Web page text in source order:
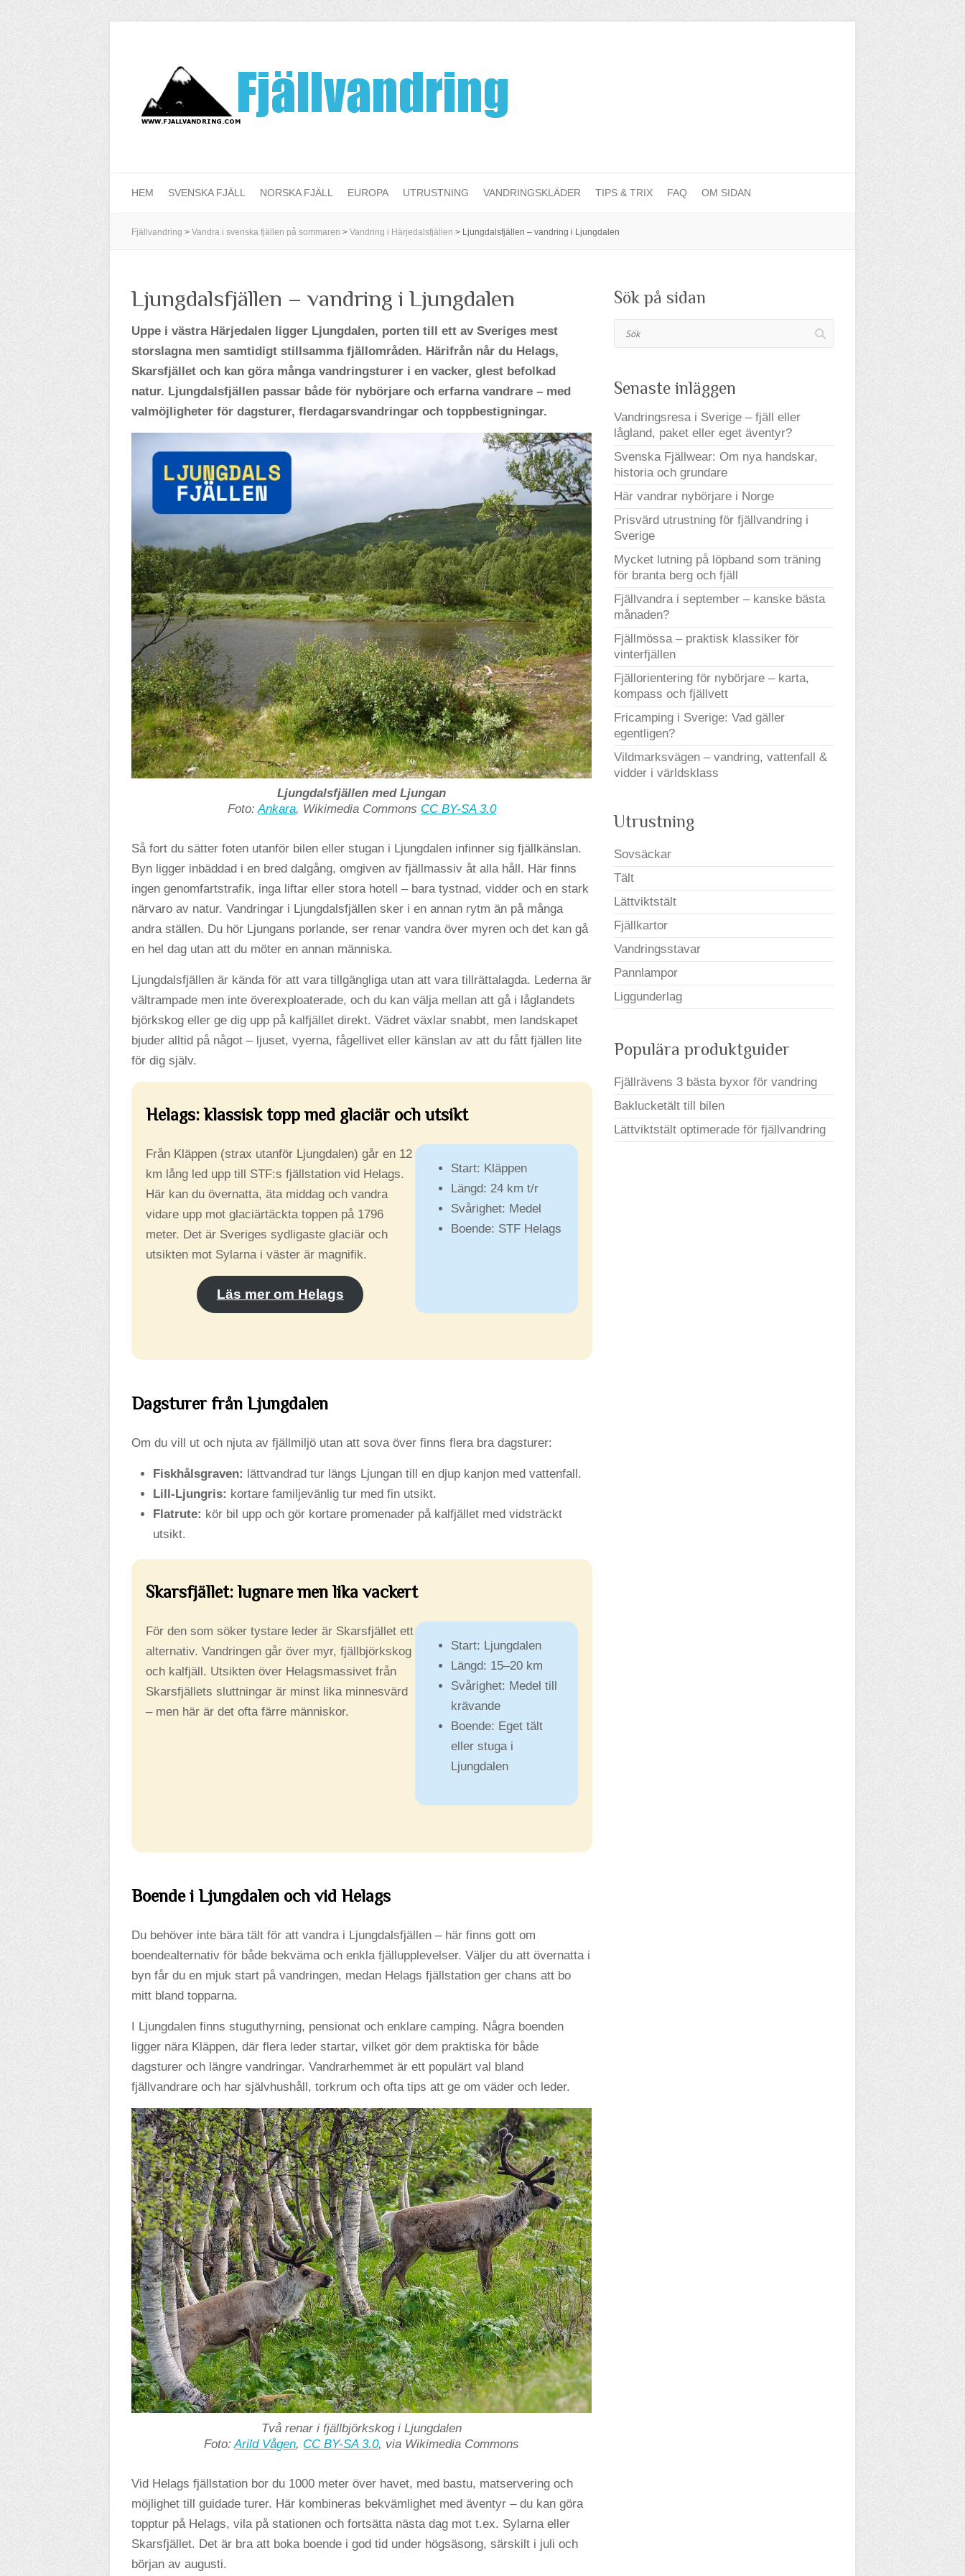
HEM SVENSKA FJÄLL NORSKA FJÄLL EUROPA UTRUSTNING VANDRINGSKLÄDER TIPS & TRIX FAQ OM SIDAN
Fjällvandring > Vandra i svenska fjällen på sommaren > Vandring i Härjedalsfjällen > Ljungdalsfjällen – vandring i Ljungdalen
Ljungdalsfjällen – vandring i Ljungdalen
Uppe i västra Härjedalen ligger Ljungdalen, porten till ett av Sveriges mest
storslagna men samtidigt stillsamma fjällområden. Härifrån når du Helags,
Skarsfjället och kan göra många vandringsturer i en vacker, glest befolkad
natur. Ljungdalsfjällen passar både för nybörjare och erfarna vandrare – med
valmöjligheter för dagsturer, flerdagarsvandringar och toppbestigningar.
Ljungdalsfjällen med Ljungan
Foto:Ankara, Wikimedia Commons CC BY-SA 3.0
Så fort du sätter foten utanför bilen eller stugan i Ljungdalen infinner sig fjällkänslan.
Byn ligger inbäddad i en bred dalgång, omgiven av fjällmassiv åt alla håll. Här finns
ingen genomfartstrafik, inga liftar eller stora hotell – bara tystnad, vidder och en stark
närvaro av natur. Vandringar i Ljungdalsfjällen sker i en annan rytm än på många
andra ställen. Du hör Ljungans porlande, ser renar vandra över myren och det kan gå
en hel dag utan att du möter en annan människa.
Ljungdalsfjällen är kända för att vara tillgängliga utan att vara tillrättalagda. Lederna är
vältrampade men inte överexploaterade, och du kan välja mellan att gå i låglandets
björkskog eller ge dig upp på kalfjället direkt. Vädret växlar snabbt, men landskapet
bjuder alltid på något – ljuset, vyerna, fågellivet eller känslan av att du fått fjällen lite
för dig själv.
Helags: klassisk topp med glaciär och utsikt
Från Kläppen (strax utanför Ljungdalen) går en 12
km lång led upp till STF:s fjällstation vid Helags.
Här kan du övernatta, äta middag och vandra
vidare upp mot glaciärtäckta toppen på 1796
meter. Det är Sveriges sydligaste glaciär och
utsikten mot Sylarna i väster är magnifik.
Läs mer om Helags
Start: Kläppen
Längd: 24 km t/r
Svårighet: Medel
Boende: STF Helags
Dagsturer från Ljungdalen
Om du vill ut och njuta av fjällmiljö utan att sova över finns flera bra dagsturer:
Fiskhålsgraven: lättvandrad tur längs Ljungan till en djup kanjon med vattenfall.
Lill-Ljungris: kortare familjevänlig tur med fin utsikt.
Flatrute: kör bil upp och gör kortare promenader på kalfjället med vidsträckt
utsikt.
Skarsfjället: lugnare men lika vackert
För den som söker tystare leder är Skarsfjället ett
alternativ. Vandringen går över myr, fjällbjörkskog
och kalfjäll. Utsikten över Helagsmassivet från
Skarsfjällets sluttningar är minst lika minnesvärd
– men här är det ofta färre människor.
Start: Ljungdalen
Längd: 15–20 km
Svårighet: Medel till
krävande
Boende: Eget tält
eller stuga i
Ljungdalen
Boende i Ljungdalen och vid Helags
Du behöver inte bära tält för att vandra i Ljungdalsfjällen – här finns gott om
boendealternativ för både bekväma och enkla fjällupplevelser. Väljer du att övernatta i
byn får du en mjuk start på vandringen, medan Helags fjällstation ger chans att bo
mitt bland topparna.
I Ljungdalen finns stuguthyrning, pensionat och enklare camping. Några boenden
ligger nära Kläppen, där flera leder startar, vilket gör dem praktiska för både
dagsturer och längre vandringar. Vandrarhemmet är ett populärt val bland
fjällvandrare och har självhushåll, torkrum och ofta tips att ge om väder och leder.
Två renar i fjällbjörkskog i Ljungdalen
Foto:Arild Vågen, CC BY-SA 3.0, via Wikimedia Commons
Vid Helags fjällstation bor du 1000 meter över havet, med bastu, matservering och
möjlighet till guidade turer. Här kombineras bekvämlighet med äventyr – du kan göra
topptur på Helags, vila på stationen och fortsätta nästa dag mot t.ex. Sylarna eller
Skarsfjället. Det är bra att boka boende i god tid under högsäsong, särskilt i juli och
början av augusti.
Sök på sidan
Sök
Senaste inläggen
Vandringsresa i Sverige – fjäll eller
lågland, paket eller eget äventyr?
Svenska Fjällwear: Om nya handskar,
historia och grundare
Här vandrar nybörjare i Norge
Prisvärd utrustning för fjällvandring i
Sverige
Mycket lutning på löpband som träning
för branta berg och fjäll
Fjällvandra i september – kanske bästa
månaden?
Fjällmössa – praktisk klassiker för
vinterfjällen
Fjällorientering för nybörjare – karta,
kompass och fjällvett
Fricamping i Sverige: Vad gäller
egentligen?
Vildmarksvägen – vandring, vattenfall &
vidder i världsklass
Utrustning
Sovsäckar
Tält
Lättviktstält
Fjällkartor
Vandringsstavar
Pannlampor
Liggunderlag
Populära produktguider
Fjällrävens 3 bästa byxor för vandring
Baklucketält till bilen
Lättviktstält optimerade för fjällvandring